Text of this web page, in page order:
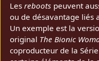
Lesreboots peuvent
ou de désavantage liés
Un exemple est la
original The Bionic
coproducteur de la